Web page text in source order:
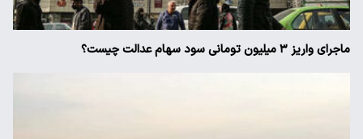
ماجرای واریز ۳ میلیون تومانی سود سهام عدالت چیست؟